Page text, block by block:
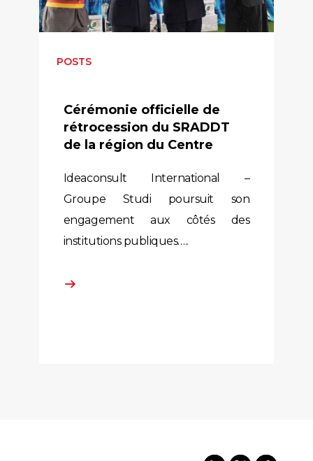
POSTS
Cérémonie officielle de
rétrocession du SRADDT
de la région du Centre
Ideaconsult International –
Groupe Studi poursuit son
engagement aux côtés des
institutions publiques…..